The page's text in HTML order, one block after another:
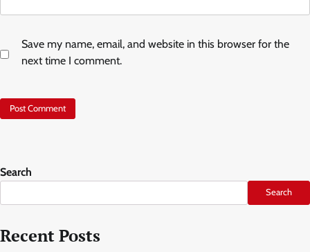
Save my name, email, and website in this browser for the
next time I comment.
Search
Search
Recent Posts